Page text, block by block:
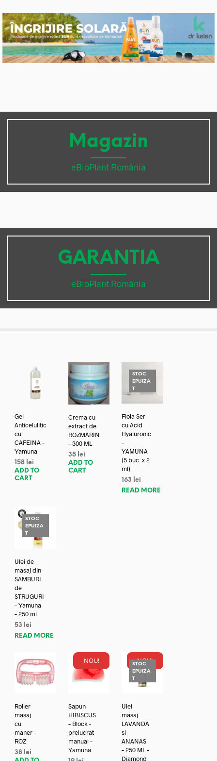
Magazin
eBioPlant România
GARANTIA
eBioPlant România
Gel
Anticelulitic
cu
CAFEINA –
Yamuna
158 lei
ADD TO
CART
Crema cu
extract de
ROZMARIN
– 300 ML
35 lei
ADD TO
CART
STOC
EPUIZA
T
Fiola Ser
cu Acid
Hyaluronic
–
YAMUNA
(5 buc. x 2
ml)
163
lei
READ MORE
STOC
EPUIZA
T
Ulei de
masaj din
SAMBURI
de
STRUGURI
– Yamuna
– 250 ml
53
lei
READ MORE
Roller
masaj
cu
maner –
ROZ
38 lei
NOU!
Sapun
HIBISCUS
– Block -
prelucrat
manual –
Yamuna
NOU!
STOC
EPUIZA
T
Ulei
masaj
LAVANDA
si
ANANAS
– 250 ML –
Diamond